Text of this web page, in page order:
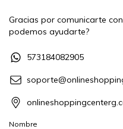
Gracias por comunicarte
podemos ayudarte?
573184082905
Nombre